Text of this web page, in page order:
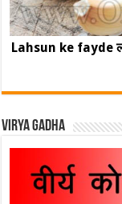
Lahsun ke fayde
Virya Gadha